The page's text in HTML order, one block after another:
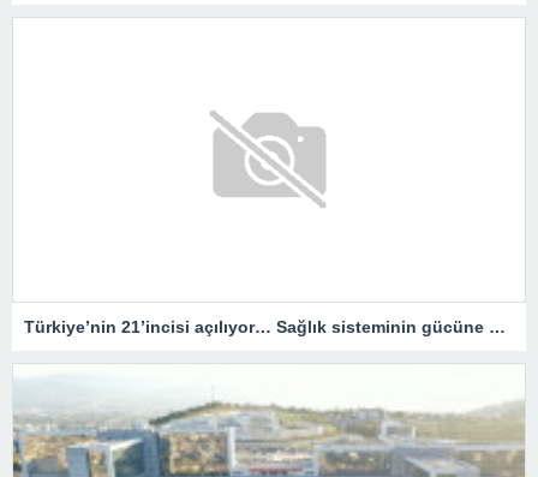
Türkiye’nin 21’incisi açılıyor… Sağlık sisteminin gücüne güç katacak